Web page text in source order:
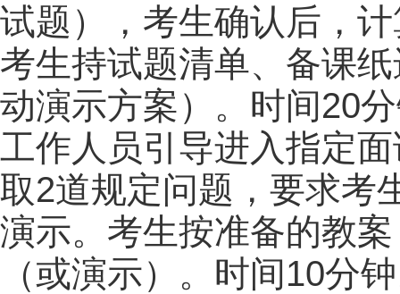
试题），考生确认后，
考生持试题清单、备课
动演示方案）。时间20
工作人员引导进入指定
取2道规定问题，要求考
演示。考生按准备的教
（或演示）。时间10分